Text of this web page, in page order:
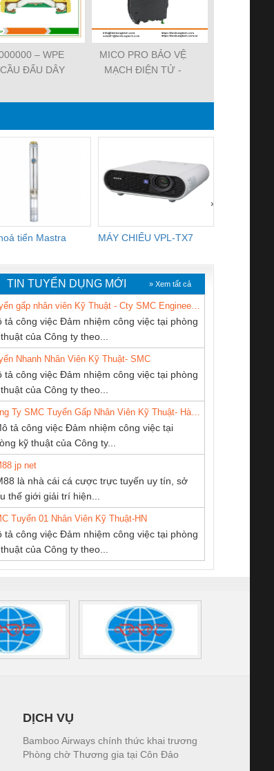
– WPE
ĐẤU DÂY
MICO PRO BẢO VỆ
MẠCH ĐIỆN TỬ -
MICO PRO
CIRCUIT
CHANNELS
tiển Mastra MÁY CHIẾU VPL-TX7
›
1X2
16I+
Bộ giám sát chuỗi
tấm pin
TRANSCLINIC 16I+
1K5 L (2433950000)
Bộ giám sát dòng
TRANSCLINIC 16I+
(2008130000)
Bộ chỉnh lưu nguồn
điện TRANSCLINIC
BKE 1K5.4
(7791400879)2. Giá
Nẹp nhôm chống
trơn Đà Nẵng
TNHH
KTECH
CÔNG TY CỔ
PHẦN TỰ ĐỘNG
TIẾN HƯNG
Công Ty TNHH
Quốc Thịnh
TNHH
MẠI
VIỆT
TM-DV DAI DONG
THANH
THIẾT BỊ CÔNG
NAM
TUYỂN DỤNG MỚI » Xem tất cả
tả công việc Đảm nhiệm công việc tại phòng
của Công ty theo...
Nhanh Nhân Viên Kỹ Thuật- SMC
tả công việc Đảm nhiệm công việc tại phòng
của Công ty theo...
tả công việc Đảm nhiệm công việc tại
kỹ thuật của Công ty...
jp net
là nhà cái cá cược trực tuyến uy tín, sở
thế giới giải trí hiện...
Tuyển 01 Nhân Viên Kỹ Thuật-HN
tả công việc Đảm nhiệm công việc tại phòng
của Công ty theo...
DỊCH VỤ
Bamboo Airways chính thức khai trương
Phòng chờ Thương gia tại Côn Đảo